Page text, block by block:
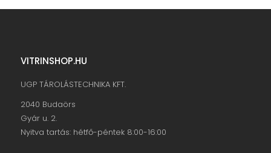
VITRINSHOP.HU
UGP TÁROLÁSTECHNIKA KFT.
2040 Budaörs
Gyár u. 2.
Nyitva tartás: hétfő-péntek 8:00-16:00